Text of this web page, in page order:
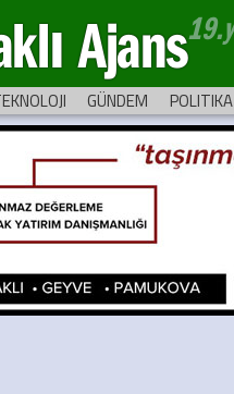
Ajans
GÜNDEM POLITIKA